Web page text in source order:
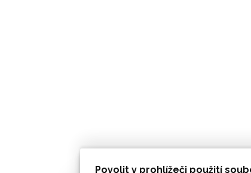
Povolit v prohlížeči použití